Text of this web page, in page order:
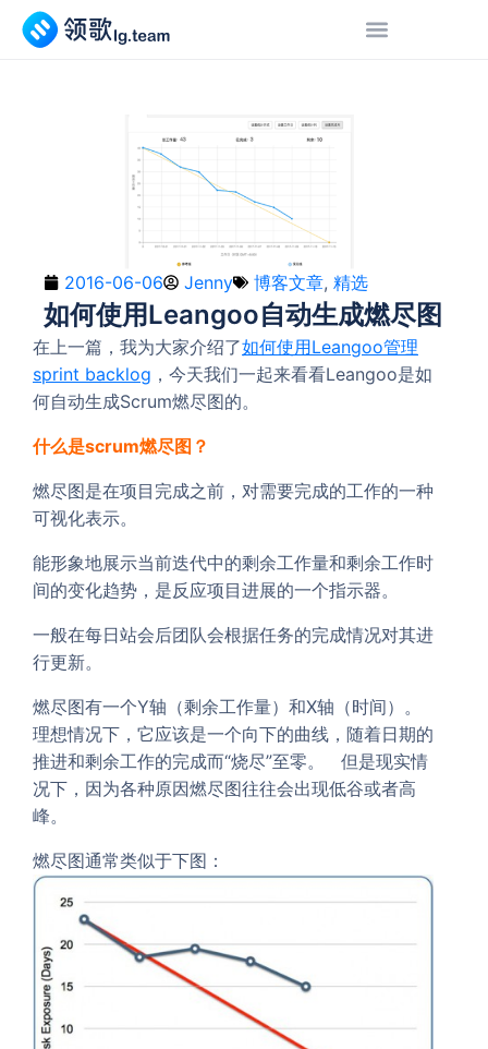
2016-06-06 Jenny 博客文章, 精选
如何使用Leangoo自动生成燃尽图
在上一篇，我为大家介绍了如何使用Leangoo管理
sprint backlog ，今天我们一起来看看Leangoo是如
何自动生成Scrum燃尽图的。
什么是scrum燃尽图？
燃尽图是在项目完成之前，对需要完成的工作的一种
可视化表示。
能形象地展示当前迭代中的剩余工作量和剩余工作时
间的变化趋势，是反应项目进展的一个指示器。
一般在每日站会后团队会根据任务的完成情况对其进
行更新。
燃尽图有一个Y轴（剩余工作量）和X轴（时间）。
理想情况下，它应该是一个向下的曲线，随着日期的
推进和剩余工作的完成而“烧尽”至零。 但是现实情
况下，因为各种原因燃尽图往往会出现低谷或者高
峰。
燃尽图通常类似于下图：